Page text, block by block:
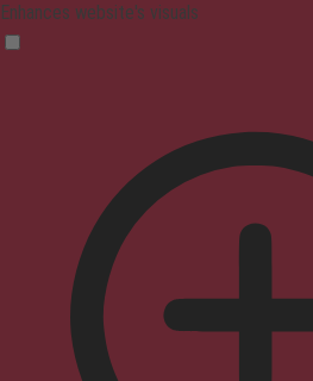
Enhances website's visuals